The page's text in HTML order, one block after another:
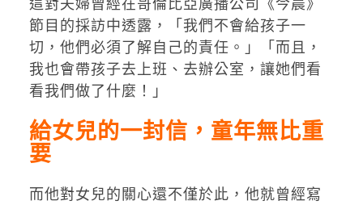
這對夫婦曾經在哥倫比亞廣播公司《今晨》
節目的採訪中透露，「我們不會給孩子一
切，他們必須了解自己的責任。」「而且，
我也會帶孩子去上班、去辦公室，讓她們看
看我們做了什麼！」
給女兒的一封信，童年無比重
要
而他對女兒的關心還不僅於此，他就曾經寫